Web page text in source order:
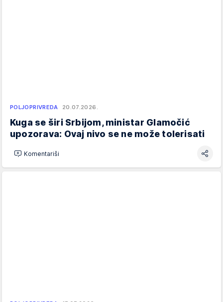
POLJOPRIVREDA 20.07.2026.
Kuga se širi Srbijom, ministar Glamočić
upozorava: Ovaj nivo se ne može tolerisati
Komentariši